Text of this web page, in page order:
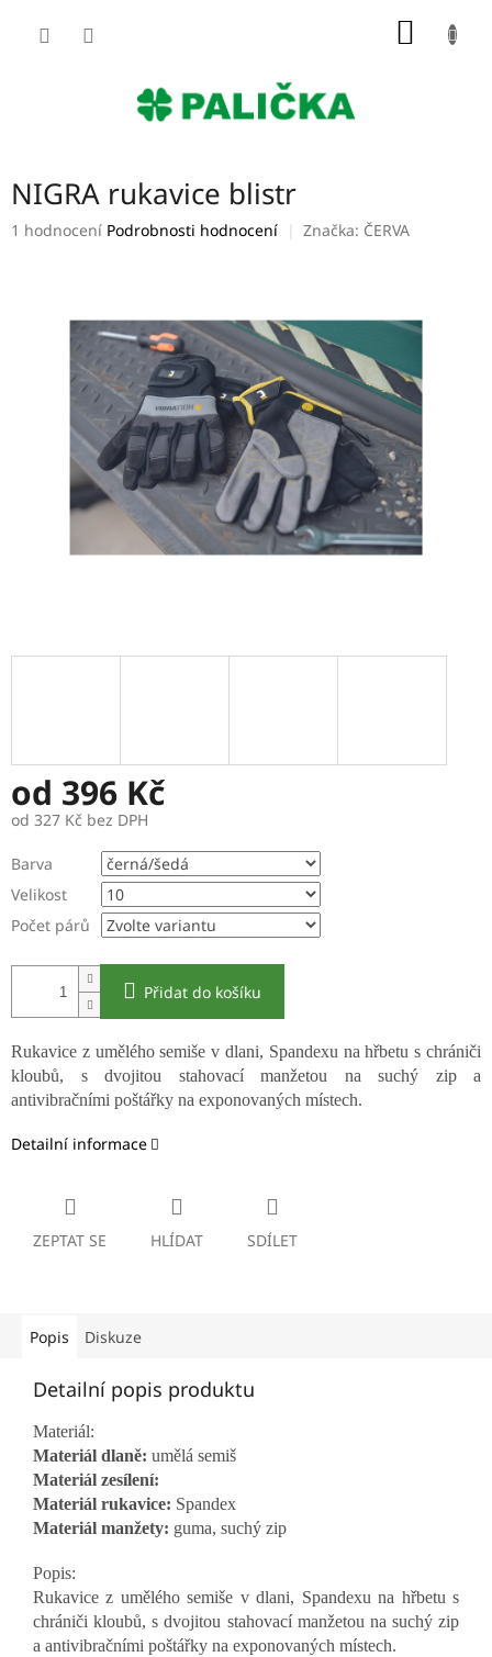
NIGRA rukavice blistr
Průměrné
hvězdiček.
1 hodnocení Podrobnosti hodnocení Značka: ČERVA
od 396 Kč
od 327 Kč bez DPH
cena:
Barva
Velikost
Počet párů
Přidat do košíku
Rukavice z umělého semiše v dlani, Spandexu na hřbetu s chrániči
kloubů, s dvojitou stahovací manžetou na suchý zip a
antivibračními poštářky na exponovaných místech.
Detailní informace
ZEPTAT SE HLÍDAT SDÍLET
Popis Diskuze
Detailní popis produktu
Materiál:
Materiál dlaně: umělá semiš
Materiál zesílení:
Materiál rukavice: Spandex
Materiál manžety: guma, suchý zip
Popis:
Rukavice z umělého semiše v dlani, Spandexu na hřbetu s
chrániči kloubů, s dvojitou stahovací manžetou na suchý zip
a antivibračními poštářky na exponovaných místech.